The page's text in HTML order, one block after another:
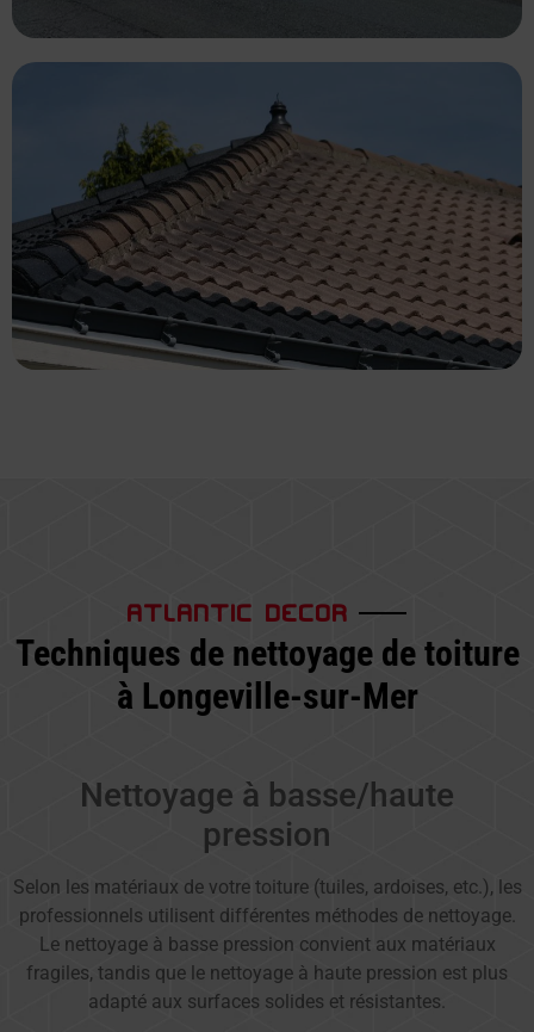
ATLANTIC DECOR
Techniques de nettoyage de toiture
à Longeville-sur-Mer
Nettoyage à basse/haute
pression
Selon les matériaux de votre toiture (tuiles, ardoises, etc.), les
professionnels utilisent différentes méthodes de nettoyage.
Le nettoyage à basse pression convient aux matériaux
fragiles, tandis que le nettoyage à haute pression est plus
adapté aux surfaces solides et résistantes.